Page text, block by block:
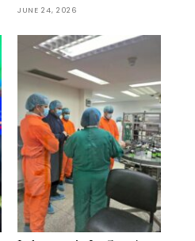
JUNE 24, 2026